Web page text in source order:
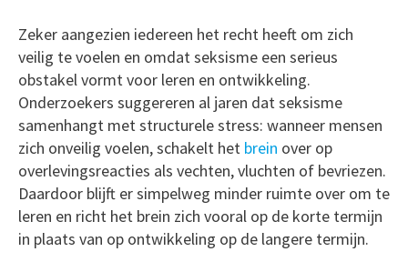
Zeker aangezien iedereen het recht heeft om zich
veilig te voelen en omdat seksisme een serieus
obstakel vormt voor leren en ontwikkeling.
Onderzoekers suggereren al jaren dat seksisme
samenhangt met structurele stress: wanneer mensen
zich onveilig voelen, schakelt het brein over op
overlevingsreacties als vechten, vluchten of bevriezen.
Daardoor blijft er simpelweg minder ruimte over om te
leren en richt het brein zich vooral op de korte termijn
in plaats van op ontwikkeling op de langere termijn.